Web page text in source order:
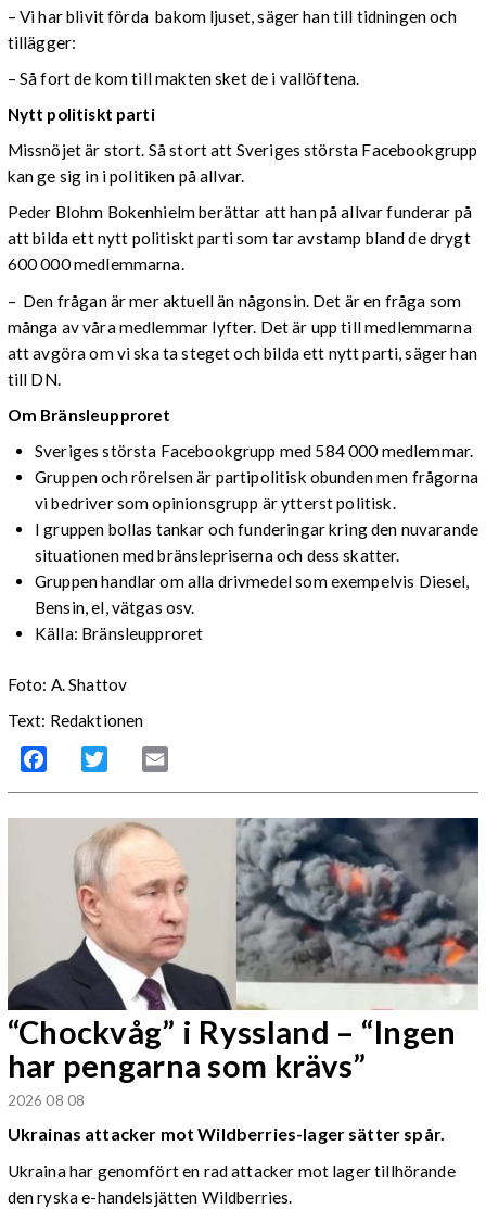
– Vi har blivit förda bakom ljuset, säger han till tidningen och
tillägger:
– Så fort de kom till makten sket de i vallöftena.
Nytt politiskt parti
Missnöjet är stort. Så stort att Sveriges största Facebookgrupp
kan ge sig in i politiken på allvar.
Peder Blohm Bokenhielm berättar att han på allvar funderar på
att bilda ett nytt politiskt parti som tar avstamp bland de drygt
600 000 medlemmarna.
– Den frågan är mer aktuell än någonsin. Det är en fråga som
många av våra medlemmar lyfter. Det är upp till medlemmarna
att avgöra om vi ska ta steget och bilda ett nytt parti, säger han
till DN.
Om Bränsleupproret
Sveriges största Facebookgrupp med 584 000 medlemmar.
Gruppen och rörelsen är partipolitisk obunden men frågorna
vi bedriver som opinionsgrupp är ytterst politisk.
I gruppen bollas tankar och funderingar kring den nuvarande
situationen med bränslepriserna och dess skatter.
Gruppen handlar om alla drivmedel som exempelvis Diesel,
Bensin, el, vätgas osv.
Källa: Bränsleupproret
Foto: A. Shattov
Text: Redaktionen
Facebook Twitter
“Chockvåg” i Ryssland – “Ingen
har pengarna som krävs”
2026 08 08
Ukrainas attacker mot Wildberries-lager sätter spår.
Ukraina har genomfört en rad attacker mot lager tillhörande
den ryska e-handelsjätten Wildberries.